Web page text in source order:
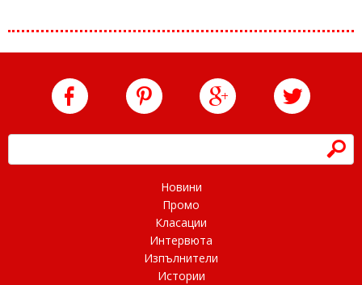
h
Новини
Промо
Класации
Интервюта
Изпълнители
Истории